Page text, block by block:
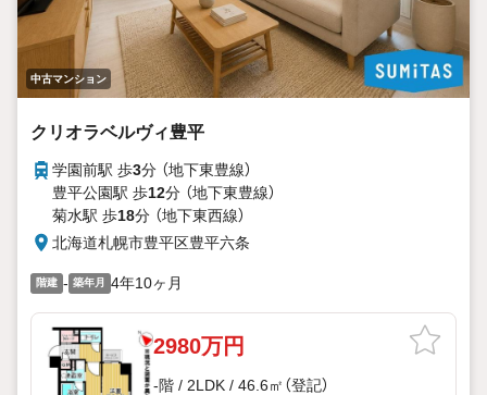
中古マンション
クリオラベルヴィ豊平
学園前駅 歩3分 （地下東豊線）
豊平公園駅 歩12分 （地下東豊線）
菊水駅 歩18分 （地下東西線）
北海道札幌市豊平区豊平六条
階建 - 築年月 4年10ヶ月
2980万円
-階 / 2LDK / 46.6㎡（登記）